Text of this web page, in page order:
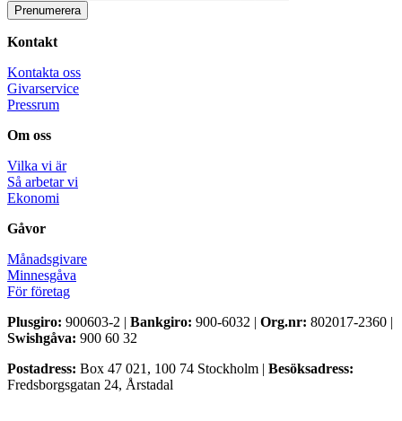
Kontakt
Kontakta oss
Givarservice
Pressrum
Om oss
Vilka vi är
Så arbetar vi
Ekonomi
Gåvor
Månadsgivare
Minnesgåva
För företag
Plusgiro: 900603-2 | Bankgiro: 900-6032 | Org.nr: 802017-2360 |
Swishgåva: 900 60 32
Postadress: Box 47 021, 100 74 Stockholm | Besöksadress:
Fredsborgsgatan 24, Årstadal